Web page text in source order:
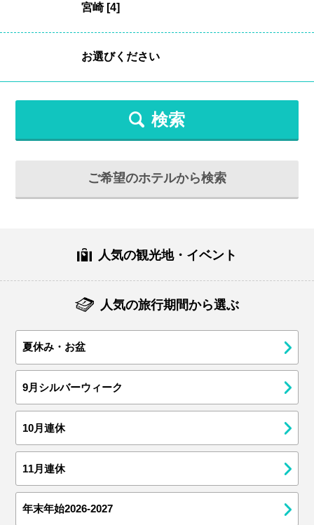
検索
ご希望のホテルから検索
人気の観光地・イベント
人気の旅行期間から選ぶ
夏休み・お盆
9月シルバーウィーク
10月連休
11月連休
年末年始2026-2027